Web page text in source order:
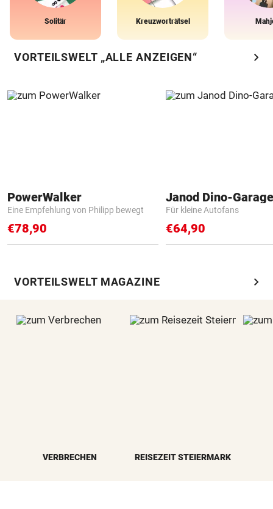
Solitär Kreuzworträtsel
VORTEILSWELT „ALLE ANZEIGEN“ chevron_right
PowerWalker
Eine Empfehlung von Philipp bewegt
€78,90
Janod Dino-Garage
Für kleine Autofans
€64,90
VORTEILSWELT MAGAZINE chevron_right
VERBRECHEN REISEZEIT STEIERMARK